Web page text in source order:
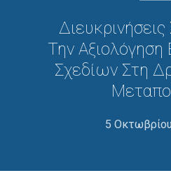
Την
Σχεδίων Στη
5